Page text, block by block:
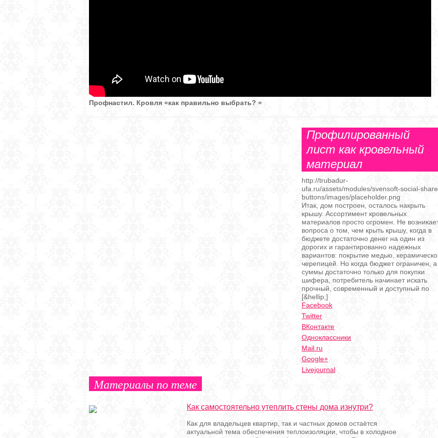
Профнастил. Кровля «как правильно выбрать? «
Профилированный
лист как кровельный
материал
http://trubadur-
ufa.ru/assets/modules/svensoft-social-
buttons/images/placeholder.png
Итак, дом построен, осталось накрыть
крышу. Ассортимент кровельных
материалов просто огромен. Не
вопроса о том, чем крыть крышу, когда в
бюджете достаточно денег на один из
дорогих и гарантированно надежных
вариантов: покрытие медью,
черепицей. Но когда бюджет ограничен, а
суммы достаточно только для покупки
шифера, потребитель начинает искать
прочный, современный и доступный по
[&hellip;]
Facebook
Twitter
ВКонтакте
Одноклассники
Mail.ru
Google+
Livejournal
Материалы по теме
Как самостоятельно утеплить стены дома изнутри?
Как для владельцев квартир, так и частных домов остаётся
актуальной тема обеспечения теплоизоляции, чтобы в холодное